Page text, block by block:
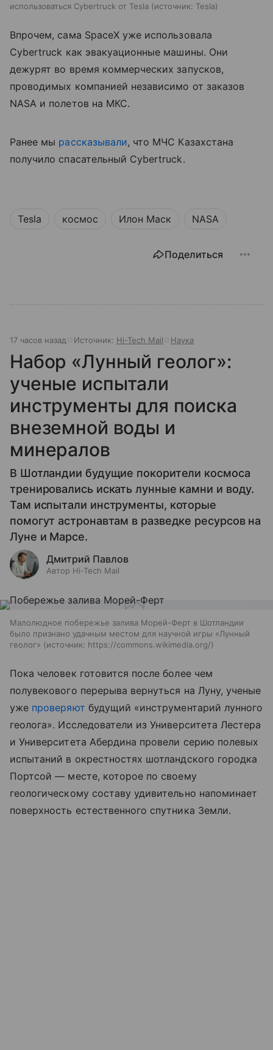
использоваться Cybertruck от Tesla
источник: Tesla
Впрочем, сама SpaceX уже использовала
Cybertruck как эвакуационные машины. Они
дежурят во время коммерческих запусков,
проводимых компанией независимо от заказов
NASA и полетов на МКС.
Ранее мы рассказывали, что МЧС Казахстана
получило спасательный Cybertruck.
Tesla космос Илон Маск NASA
Поделиться
17 часов назад Источник: Hi-Tech Mail Наука
Набор «Лунный геолог»:
ученые испытали
инструменты для поиска
внеземной воды и
минералов
В Шотландии будущие покорители космоса
тренировались искать лунные камни и воду.
Там испытали инструменты, которые
помогут астронавтам в разведке ресурсов на
Луне и Марсе.
Дмитрий Павлов
Автор Hi-Tech Mail
Малолюдное побережье залива Морей-Ферт в Шотландии
было признано удачным местом для научной игры «Лунный
геолог»
источник: https://commons.wikimedia.org/
Пока человек готовится после более чем
полувекового перерыва вернуться на Луну, ученые
уже проверяют будущий «инструментарий лунного
геолога». Исследователи из Университета Лестера
и Университета Абердина провели серию полевых
испытаний в окрестностях шотландского городка
Портсой — месте, которое по своему
геологическому составу удивительно напоминает
поверхность естественного спутника Земли.